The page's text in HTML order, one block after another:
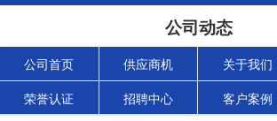
公司动态
公司首页 供应商机 关于我们
荣誉认证 招聘中心 客户案例